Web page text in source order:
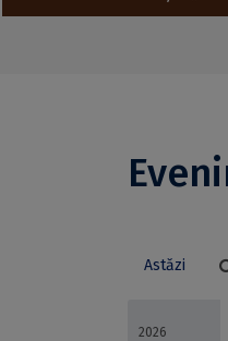
Astăzi
2026